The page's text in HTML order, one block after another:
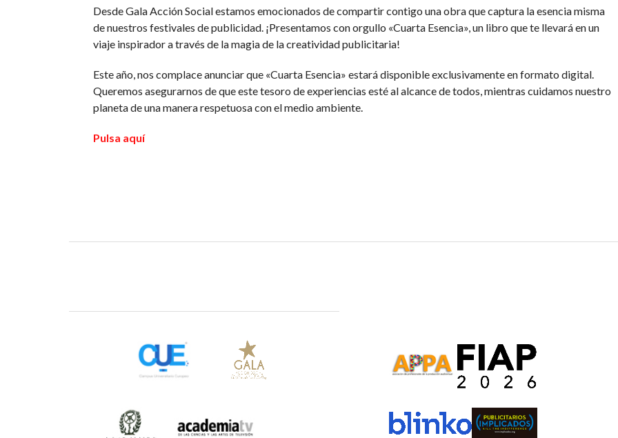
Desde Gala Acción Social estamos emocionados de compartir contigo una obra que captura la esencia misma
de nuestros festivales de publicidad. ¡Presentamos con orgullo «Cuarta Esencia», un libro que te llevará en un
viaje inspirador a través de la magia de la creatividad publicitaria!
Este año, nos complace anunciar que «Cuarta Esencia» estará disponible exclusivamente en formato digital.
Queremos asegurarnos de que este tesoro de experiencias esté al alcance de todos, mientras cuidamos nuestro
planeta de una manera respetuosa con el medio ambiente.
Pulsa aquí